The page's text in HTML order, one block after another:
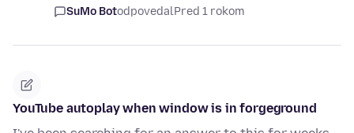
SuMo BotodpovedalPred 1 rokom
YouTube autoplay when window is in forgeground